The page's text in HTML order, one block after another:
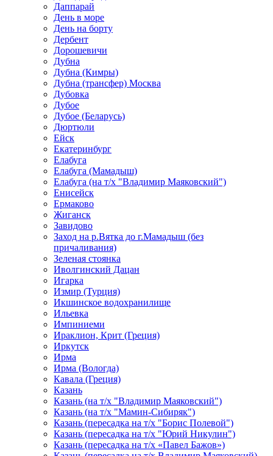
Даппарай
День в море
День на борту
Дербент
Дорошевичи
Дубна
Дубна (Кимры)
Дубна (трансфер) Москва
Дубовка
Дубое
Дубое (Беларусь)
Дюртюли
Ейск
Екатеринбург
Елабуга
Елабуга (Мамадыш)
Елабуга (на т/х "Владимир Маяковский")
Енисейск
Ермаково
Жиганск
Завидово
Заход на р.Вятка до г.Мамадыш (без
причаливания)
Зеленая стоянка
Иволгинский Дацан
Игарка
Измир (Турция)
Икшинское водохранилище
Ильевка
Импиниеми
Ираклион, Крит (Греция)
Иркутск
Ирма
Ирма (Вологда)
Кавала (Греция)
Казань
Казань (на т/х "Владимир Маяковский")
Казань (на т/х "Мамин-Сибиряк")
Казань (пересадка на т/х "Борис Полевой")
Казань (пересадка на т/х "Юрий Никулин")
Казань (пересадка на т/х «Павел Бажов»)